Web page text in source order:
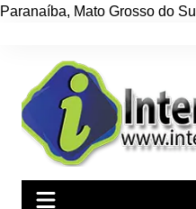
Paranaíba, Mato Grosso do Sul
conteúdo